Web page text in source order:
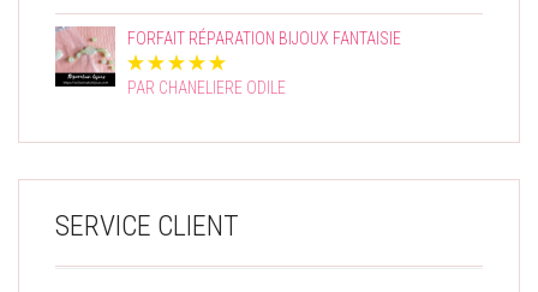
FORFAIT RÉPARATION BIJOUX FANTAISIE
PAR CHANELIERE ODILE
SERVICE CLIENT